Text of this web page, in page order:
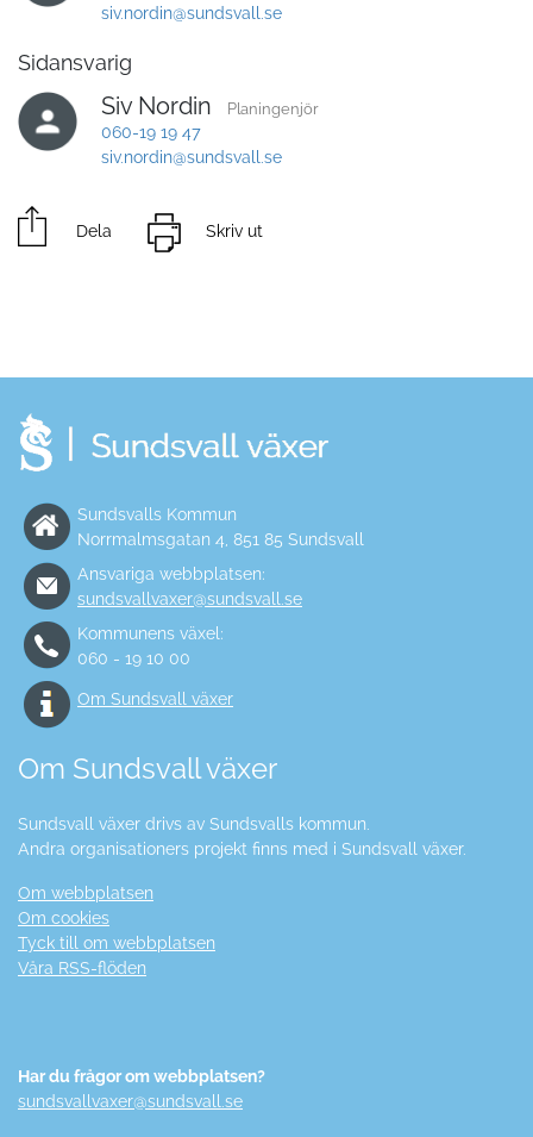
siv.nordin@sundsvall.se
Sidansvarig
Siv Nordin Planingenjör
060-19 19 47
siv.nordin@sundsvall.se
Dela Skriv ut
Sundsvalls Kommun
Norrmalmsgatan 4, 851 85 Sundsvall
Ansvariga webbplatsen:
sundsvallvaxer@sundsvall.se
Kommunens växel:
060 - 19 10 00
Om Sundsvall växer
Om Sundsvall växer
Sundsvall växer drivs av Sundsvalls kommun.
Andra organisationers projekt finns med i Sundsvall växer.
Om webbplatsen
Om cookies
Tyck till om webbplatsen
Våra RSS-flöden
Har du frågor om webbplatsen?
sundsvallvaxer@sundsvall.se